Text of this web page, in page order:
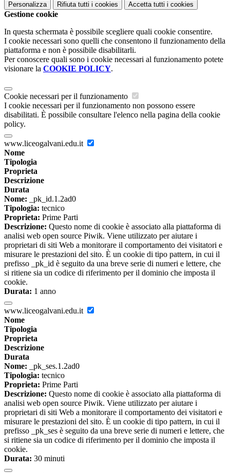
Personalizza Rifiuta tutti i cookies Accetta tutti i cookies
Gestione cookie
In questa schermata è possibile scegliere quali cookie consentire.
I cookie necessari sono quelli che consentono il funzionamento della
piattaforma e non è possibile disabilitarli.
Per conoscere quali sono i cookie necessari al funzionamento potete
visionare la COOKIE POLICY.
Cookie necessari per il funzionamento
I cookie necessari per il funzionamento non possono essere
disabilitati. È possibile consultare l'elenco nella pagina della cookie
policy.
www.liceogalvani.edu.it
Nome
Tipologia
Proprieta
Descrizione
Durata
Nome: _pk_id.1.2ad0
Tipologia: tecnico
Proprieta: Prime Parti
Descrizione: Questo nome di cookie è associato alla piattaforma di
analisi web open source Piwik. Viene utilizzato per aiutare i
proprietari di siti Web a monitorare il comportamento dei visitatori e
misurare le prestazioni del sito. È un cookie di tipo pattern, in cui il
prefisso _pk_id è seguito da una breve serie di numeri e lettere, che
si ritiene sia un codice di riferimento per il dominio che imposta il
cookie.
Durata: 1 anno
www.liceogalvani.edu.it
Nome
Tipologia
Proprieta
Descrizione
Durata
Nome: _pk_ses.1.2ad0
Tipologia: tecnico
Proprieta: Prime Parti
Descrizione: Questo nome di cookie è associato alla piattaforma di
analisi web open source Piwik. Viene utilizzato per aiutare i
proprietari di siti Web a monitorare il comportamento dei visitatori e
misurare le prestazioni del sito. È un cookie di tipo pattern, in cui il
prefisso _pk_ses è seguito da una breve serie di numeri e lettere, che
si ritiene sia un codice di riferimento per il dominio che imposta il
cookie.
Durata: 30 minuti